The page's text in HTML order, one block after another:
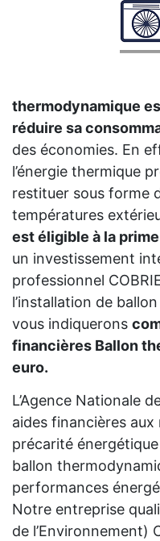
thermodynamique
réduire sa
des économies. En
l’énergie thermique
restituer sous forme
températures
est éligible à la
un investissement
professionnel
l’installation de
vous indiquerons
financières Ballon
euro.
L’Agence Nationale
aides financières
précarité
ballon
performances
Notre entreprise
de l’Environnement)